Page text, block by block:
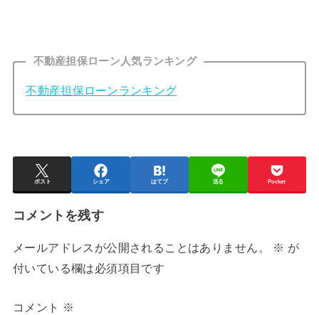
不動産担保ローン人気ランキング
不動産担保ローンランキング
ポスト シェア はてブ 送る Pocket
コメントを残す
メールアドレスが公開されることはありません。 ※ が
付いている欄は必須項目です
コメント ※